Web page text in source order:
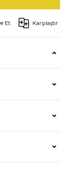
Et Karşılaştır